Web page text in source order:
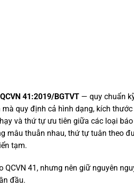
QCVN 41:2019/BGTVT — quy chuẩn
quy định cả hình dạng, kích
và thứ tự ưu tiên giữa các loại báo
mâu thuẫn nhau, thứ tự tuân theo
tạm.
41, nhưng nên giữ nguyên
đầu.